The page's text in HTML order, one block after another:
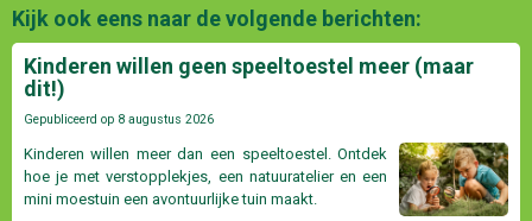
Kijk ook eens naar de volgende berichten:
Kinderen willen geen speeltoestel meer (maar
dit!)
Gepubliceerd op 8 augustus 2026
Kinderen willen meer dan een speeltoestel. Ontdek
hoe je met verstopplekjes, een natuuratelier en een
mini moestuin een avontuurlijke tuin maakt.